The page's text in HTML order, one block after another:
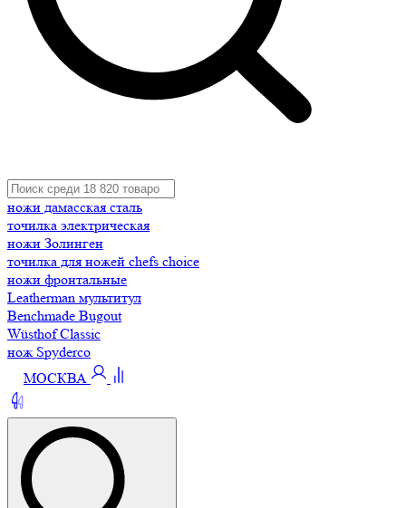
ножи дамасская сталь
точилка электрическая
ножи Золинген
точилка для ножей chefs choice
ножи фронтальные
Leatherman мультитул
Benchmade Bugout
Wüsthof Classic
нож Spyderco
МОСКВА